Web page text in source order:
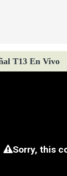
T13 En Vivo